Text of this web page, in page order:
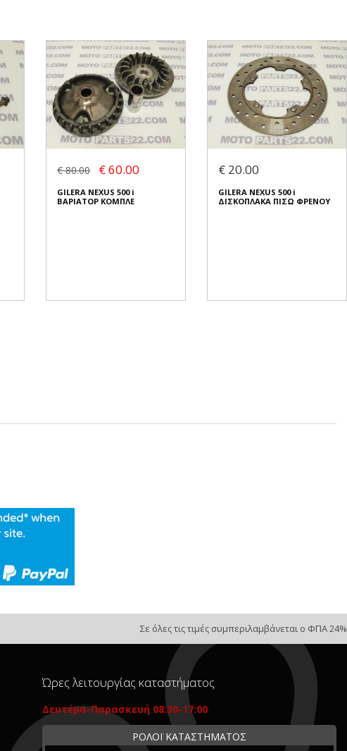
€ 80.00 € 60.00
GILERA NEXUS 500 i
ΒΑΡΙΑΤΟΡ ΚΟΜΠΛΕ
€ 20.00
GILERA NEXUS 500 i
ΔΙΣΚΟΠΛΑΚΑ ΠΙΣΩ ΦΡΕΝΟΥ
Σε όλες τις τιμές συμπεριλαμβάνεται ο ΦΠΑ 24%
Ώρες λειτουργίας καταστήματος
Δευτέρα-Παρασκευή 08:30-17:00
ΡΟΛΟΪ ΚΑΤΑΣΤΗΜΑΤΟΣ